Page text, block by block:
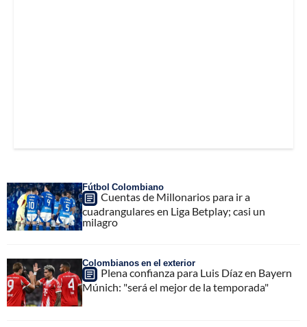
Fútbol Colombiano
Cuentas de Millonarios para ir a
cuadrangulares en Liga Betplay; casi un
milagro
Colombianos en el exterior
Plena confianza para Luis Díaz en Bayern
Múnich: "será el mejor de la temporada"